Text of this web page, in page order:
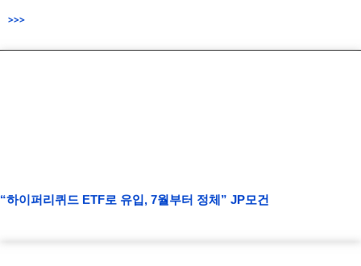
>>>
“하이퍼리퀴드 ETF로 유입, 7월부터 정체” JP모건